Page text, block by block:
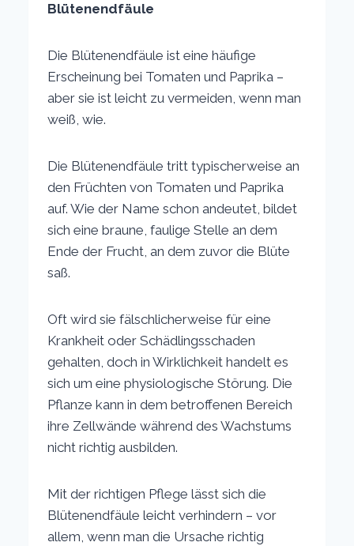
Blütenendfäule
Die Blütenendfäule ist eine häufige
Erscheinung bei Tomaten und Paprika –
aber sie ist leicht zu vermeiden, wenn man
weiß, wie.
Die Blütenendfäule tritt typischerweise an
den Früchten von Tomaten und Paprika
auf. Wie der Name schon andeutet, bildet
sich eine braune, faulige Stelle an dem
Ende der Frucht, an dem zuvor die Blüte
saß.
Oft wird sie fälschlicherweise für eine
Krankheit oder Schädlingsschaden
gehalten, doch in Wirklichkeit handelt es
sich um eine physiologische Störung. Die
Pflanze kann in dem betroffenen Bereich
ihre Zellwände während des Wachstums
nicht richtig ausbilden.
Mit der richtigen Pflege lässt sich die
Blütenendfäule leicht verhindern – vor
allem, wenn man die Ursache richtig